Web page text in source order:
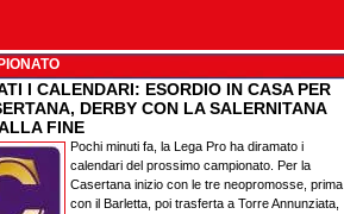
I CALENDARI: ESORDIO IN CASA PER
DERBY CON LA SALERNITANA
FINE
Pochi minuti fa, la Lega Pro ha diramato i
calendari del prossimo campionato. Per la
Casertana inizio con le tre neopromosse, prima
con il Barletta, poi trasferta a Torre Annunziata,